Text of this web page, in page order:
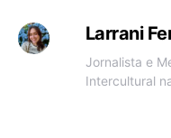
Larrani
Jornalista e
Intercultural